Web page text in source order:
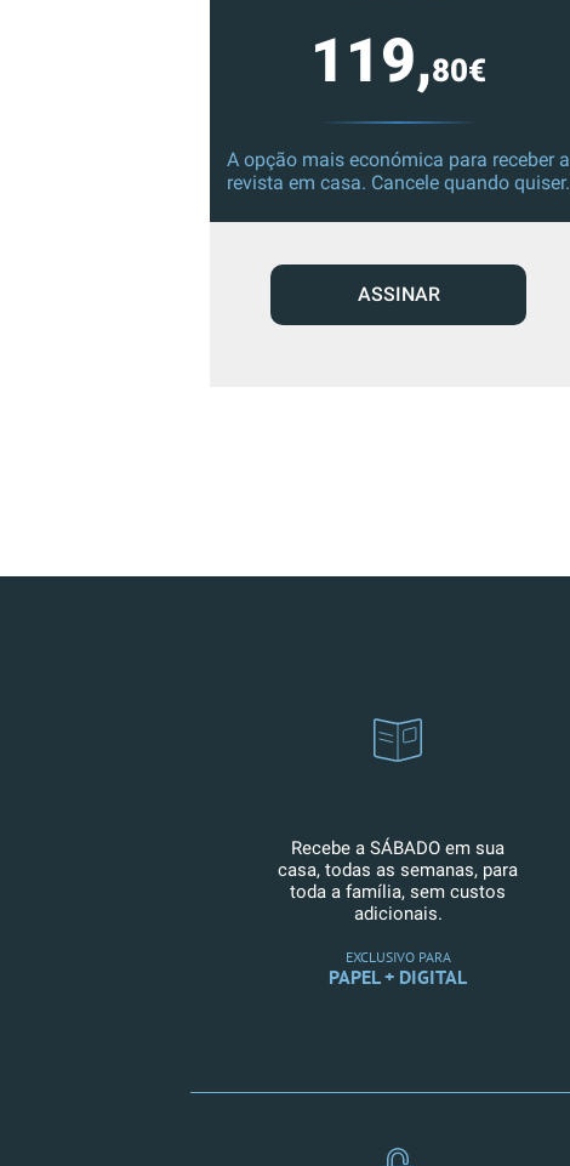
119,80€
A opção mais económica para receber a
revista em casa. Cancele quando quiser.
ASSINAR
Recebe a SÁBADO em sua
casa, todas as semanas, para
toda a família, sem custos
adicionais.
EXCLUSIVO PARA
PAPEL + DIGITAL